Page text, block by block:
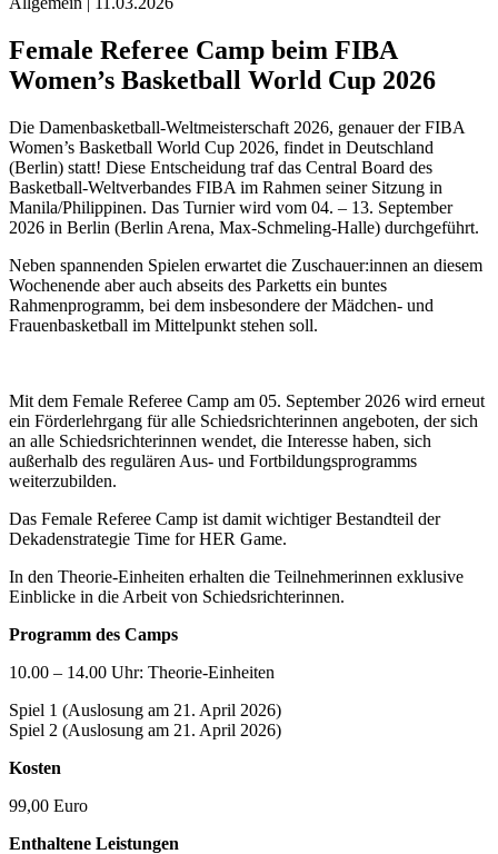
Female Referee Camp beim FIBA
Women’s Basketball World Cup 2026
Die Damenbasketball-Weltmeisterschaft 2026, genauer der FIBA
Women’s Basketball World Cup 2026, findet in Deutschland
(Berlin) statt! Diese Entscheidung traf das Central Board des
Basketball-Weltverbandes FIBA im Rahmen seiner Sitzung in
Manila/Philippinen. Das Turnier wird vom 04. – 13. September
2026 in Berlin (Berlin Arena, Max-Schmeling-Halle) durchgeführt.
Neben spannenden Spielen erwartet die Zuschauer:innen an diesem
Wochenende aber auch abseits des Parketts ein buntes
Rahmenprogramm, bei dem insbesondere der Mädchen- und
Frauenbasketball im Mittelpunkt stehen soll.
Mit dem Female Referee Camp am 05. September 2026 wird erneut
ein Förderlehrgang für alle Schiedsrichterinnen angeboten, der sich
an alle Schiedsrichterinnen wendet, die Interesse haben, sich
außerhalb des regulären Aus- und Fortbildungsprogramms
weiterzubilden.
Das Female Referee Camp ist damit wichtiger Bestandteil der
Dekadenstrategie Time for HER Game.
In den Theorie-Einheiten erhalten die Teilnehmerinnen exklusive
Einblicke in die Arbeit von Schiedsrichterinnen.
Programm des Camps
10.00 – 14.00 Uhr: Theorie-Einheiten
Spiel 1 (Auslosung am 21. April 2026)
Spiel 2 (Auslosung am 21. April 2026)
Kosten
99,00 Euro
Enthaltene Leistungen